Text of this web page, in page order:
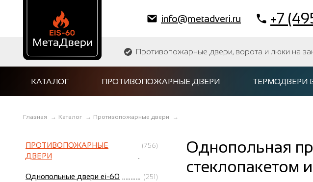
info@metadveri.ru +7
Противопожарные двери, ворота и люки на
КАТАЛОГ ПРОТИВОПОЖАРНЫЕ ДВЕРИ ТЕРМОДВЕРИ
Главная → Каталог → Противопожарные двери →
ПРОТИВОПОЖАРНЫЕ
ДВЕРИ
(756)
Однопольные двери ei-60 (251)
Однопольная
стеклопакетом